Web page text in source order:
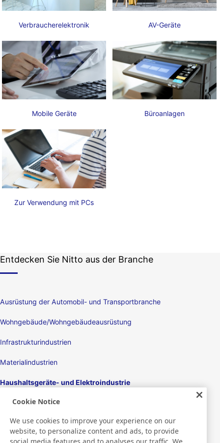
Verbraucherelektronik AV-Geräte
Mobile Geräte Büroanlagen
Zur Verwendung mit PCs
Entdecken Sie Nitto aus der Branche
Ausrüstung der Automobil- und Transportbranche
Wohngebäude/Wohngebäudeausrüstung
Infrastrukturindustrien
Materialindustrien
Haushaltsgeräte- und Elektroindustrie
Displays
Elektronikgeräte
Cookie Notice
We use cookies to improve your experience on our
website, to personalize content and ads, to provide